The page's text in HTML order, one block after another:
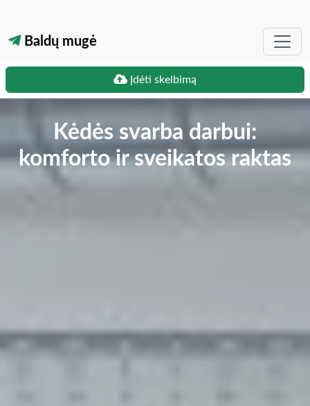
Baldų mugė
Įdėti skelbimą
Kėdės svarba darbui:
komforto ir sveikatos raktas